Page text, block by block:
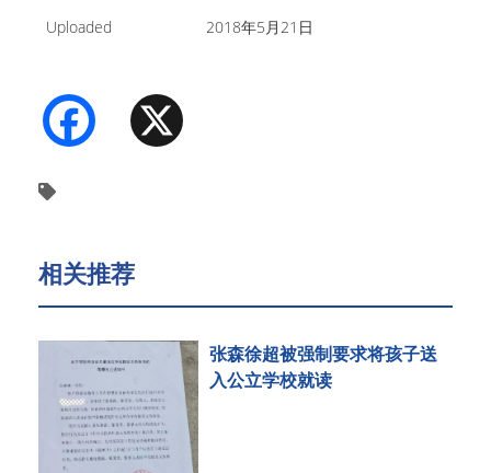
Uploaded 2018年5月21日
Facebook
相关推荐
张森徐超被强制要求将孩子送
入公立学校就读